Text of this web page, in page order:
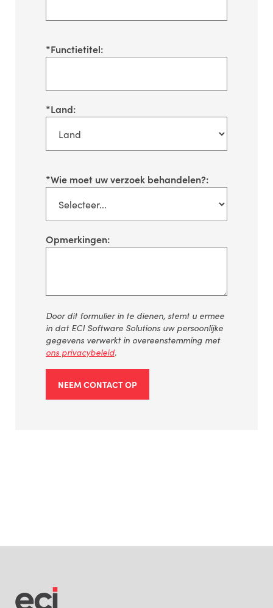
*Functietitel:
*Land:
*Wie moet uw verzoek behandelen?:
Opmerkingen:
Door dit formulier in te dienen, stemt u ermee
in dat ECI Software Solutions uw persoonlijke
gegevens verwerkt in overeenstemming met
ons privacybeleid.
NEEM CONTACT OP